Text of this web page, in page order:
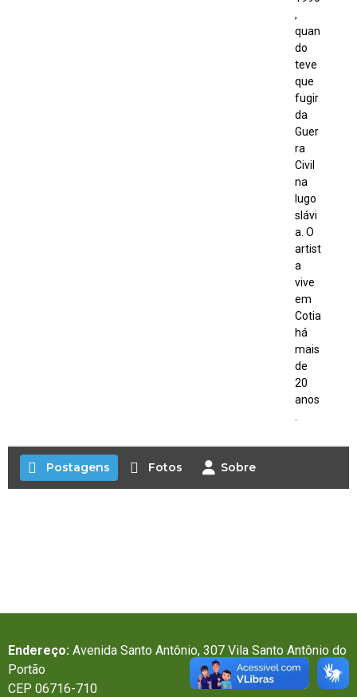
,
quan
do
teve
que
fugir
da
Guer
ra
Civil
na
Iugo
slávi
a. O
artist
a
vive
em
Cotia
há
mais
de
20
anos
Postagens Fotos Sobre
Endereço: Avenida Santo Antônio, 307 Vila Santo Antônio do
Portão
CEP 06716-710